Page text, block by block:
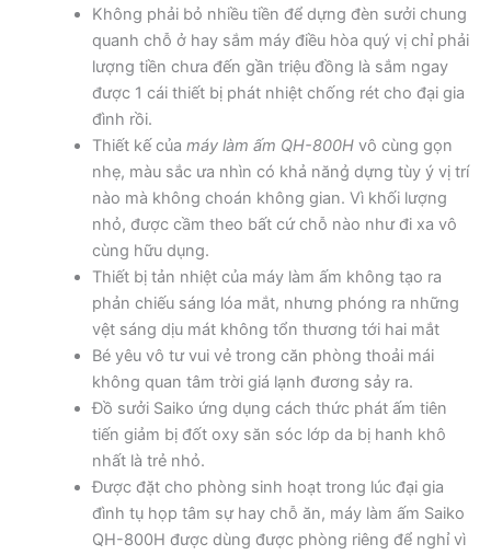
Không phải bỏ nhiều tiền để dựng đèn sưởi chung
quanh chỗ ở hay sắm máy điều hòa quý vị chỉ phải
lượng tiền chưa đến gần triệu đồng là sắm ngay
được 1 cái thiết bị phát nhiệt chống rét cho đại gia
đình rồi.
Thiết kế của máy làm ấm QH-800Hvô cùng gọn
nhẹ, màu sắc ưa nhìn có khả năng̉ dựng tùy ý vị trí
nào mà không choán không gian. Vì khối lượng
nhỏ, được cầm theo bất cứ chỗ nào như đi xa vô
cùng hữu dụng.
Thiết bị tản nhiệt của máy làm ấm không tạo ra
phản chiếu sáng lóa mắt, nhưng phóng ra những
vệt sáng dịu mát không tổn thương tới hai mắt
Bé yêu vô tư vui vẻ trong căn phòng thoải mái
không quan tâm trời giá lạnh đương sảy ra.
Đồ sưởi Saiko ứng dụng cách thức phát ấm tiên
tiến giảm bị đốt oxy săn sóc lớp da bị hanh khô
nhất là trẻ nhỏ.
Được đặt cho phòng sinh hoạt trong lúc đại gia
đình tụ họp tâm sự hay chỗ ăn, máy làm ấm Saiko
QH-800H được dùng được phòng riêng để nghỉ vì